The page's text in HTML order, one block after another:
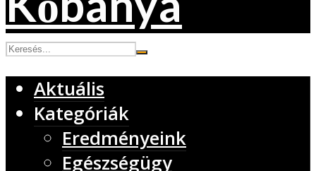
Aktuális
Kategóriák
Eredményeink
Egészségügy